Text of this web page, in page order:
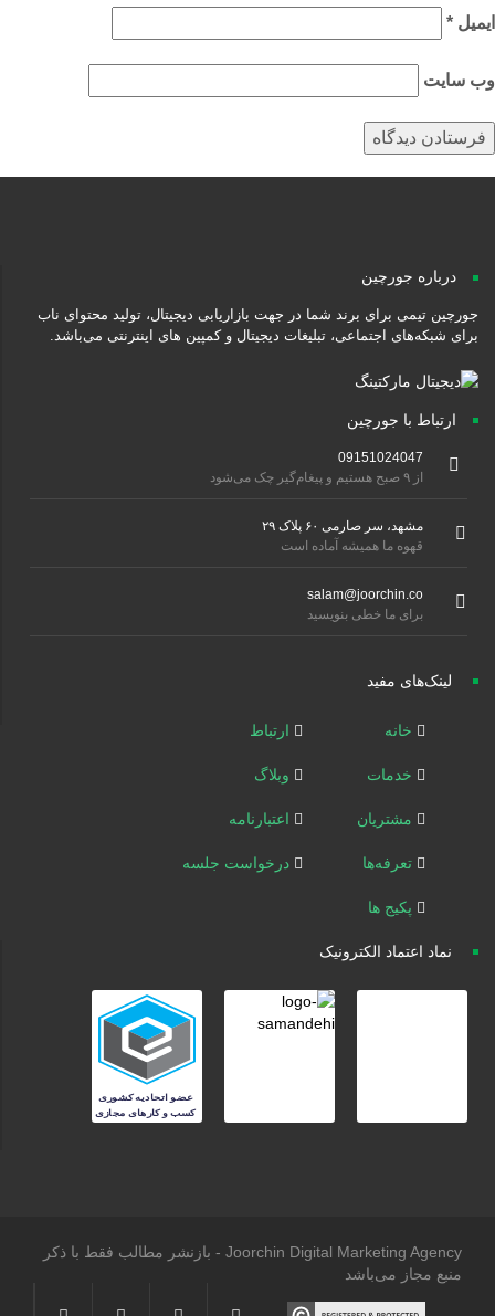
*
سایت
درباره جورچین
جورچین تیمی برای برند شما در جهت بازاریابی دیجیتال، تولید محتوای ناب
برای شبکه‌های اجتماعی، تبلیغات دیجیتال و کمپین های اینترنتی می‌باشد.
ارتباط با جورچین
09151024047
مشهد، سر صارمی ۶۰ پلاک ۲۹
قهوه ما همیشه آماده است
salam@joorchin.co
برای ما خطی بنویسید
لینک‌های مفید
خانه
خدمات
مشتریان
تعرفه‌ها
پکیج ها
ارتباط
وبلاگ
اعتبارنامه
درخواست جلسه
نماد اعتماد الکترونیک
Joorchin Digital Marketing Agency - بازنشر مطالب فقط با ذکر
منبع مجاز می‌باشد